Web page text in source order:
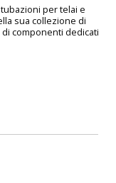
per telai e
sua collezione di
componenti dedicati